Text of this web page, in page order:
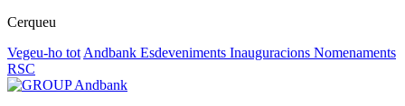
Cerqueu
Vegeu-ho tot Andbank Esdeveniments Inauguracions Nomenaments
RSC